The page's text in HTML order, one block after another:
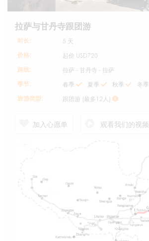
拉萨与甘丹寺跟团游
时长:
5 天
价格:
起价 USD720
路线:
拉萨 - 甘丹寺 - 拉萨
季节:
春季 夏季 秋季
冬季
旅游类型:
跟团游 (最多12人)
加入心愿单 观看我们的视频